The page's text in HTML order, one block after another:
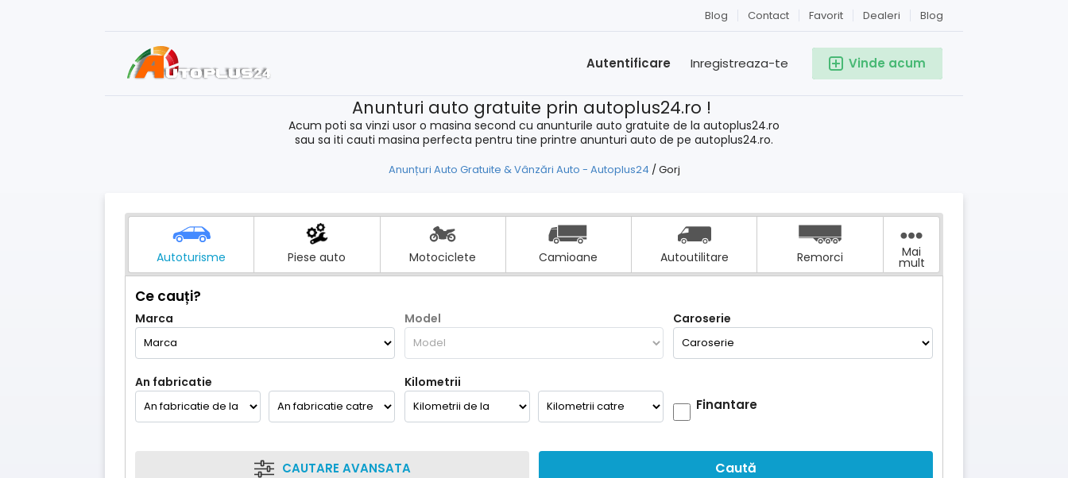
Blog
Dealeri
Favorit
Contact
Blog
Vinde acum
Inregistreaza-te
Autentificare
Anunturi auto gratuite prin autoplus24.ro !
Acum poti sa vinzi usor o masina second cu anunturile auto gratuite de la autoplus24.ro
sau sa iti cauti masina perfecta pentru tine printre anunturi auto de pe autoplus24.ro.
Anunțuri Auto Gratuite & Vânzări Auto - Autoplus24 /Gorj
Autoturisme Piese auto Motociclete Camioane Autoutilitare Remorci Mai
mult
Ce cauți?
Marca Model Caroserie
An fabricatie Kilometrii
Finantare
CAUTARE AVANSATA Caută